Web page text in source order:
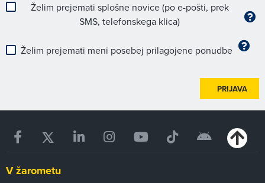
Želim prejemati splošne novice (po e-pošti, prek
SMS, telefonskega klica)
Želim prejemati meni posebej prilagojene ponudbe
PRIJAVA
V žarometu